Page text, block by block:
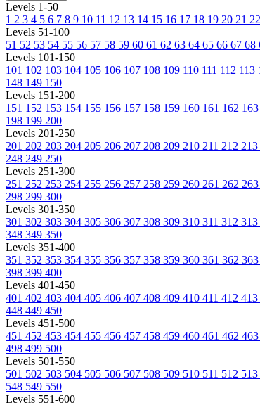
Levels 1-50
1 2 3 4 5 6 7 8 9 10 11 12 13 14 15 16 17 18 19 20 21 22
Levels 51-100
51 52 53 54 55 56 57 58 59 60 61 62 63 64 65 66 67 68
Levels 101-150
101 102 103 104 105 106 107 108 109 110 111 112 113
148 149 150
Levels 151-200
151 152 153 154 155 156 157 158 159 160 161 162 163
198 199 200
Levels 201-250
201 202 203 204 205 206 207 208 209 210 211 212 213
248 249 250
Levels 251-300
251 252 253 254 255 256 257 258 259 260 261 262 263
298 299 300
Levels 301-350
301 302 303 304 305 306 307 308 309 310 311 312 313
348 349 350
Levels 351-400
351 352 353 354 355 356 357 358 359 360 361 362 363
398 399 400
Levels 401-450
401 402 403 404 405 406 407 408 409 410 411 412 413
448 449 450
Levels 451-500
451 452 453 454 455 456 457 458 459 460 461 462 463
498 499 500
Levels 501-550
501 502 503 504 505 506 507 508 509 510 511 512 513
548 549 550
Levels 551-600